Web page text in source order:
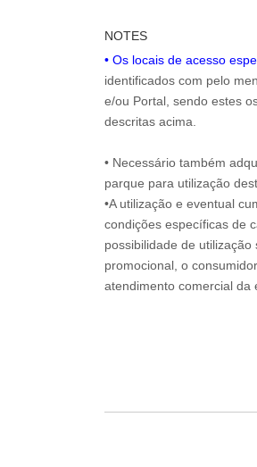
NOTES
• Os locais de acesso
identificados com pelo
e/ou Portal, sendo estes
descritas acima.
• Necessário também
parque para utilização
•A utilização e eventual
condições específicas de
possibilidade de
promocional, o
atendimento comercial da